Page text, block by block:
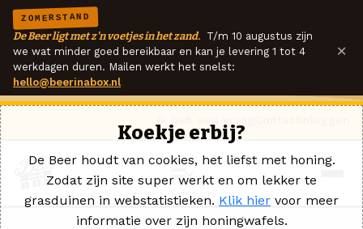
ZOMERSTAND
De Beer ligt met z'n voetjes in het zand. T/m 10 augustus zijn
we wat minder goed bereikbaar en kan je levering 1 tot 4
werkdagen duren. Mailen werkt het snelst:
hello@beerinabox.nl
×
Koekje erbij?
De Beer houdt van cookies, het liefst met honing.
Zodat zijn site super werkt en om lekker te
grasduinen in webstatistieken. Klik hier voor meer
informatie over zijn honingwafels.